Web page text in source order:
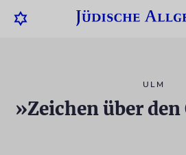
ULM
»Zeichen über